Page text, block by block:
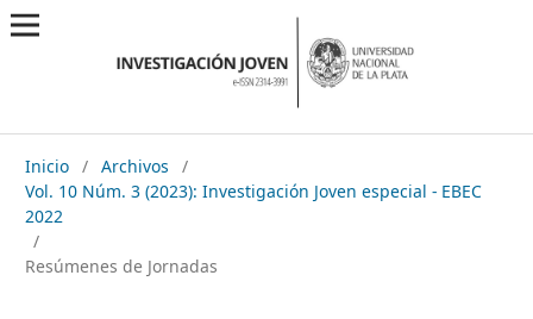
Inicio / Archivos
/
Vol. 10 Núm. 3 (2023): Investigación Joven especial - EBEC
2022
/
Resúmenes de Jornadas